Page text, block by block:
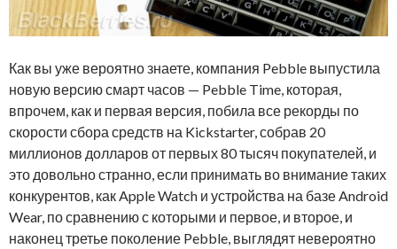
Как вы уже вероятно знаете, компания Pebble выпустила
новую версию смарт часов — Pebble Time, которая,
впрочем, как и первая версия, побила все рекорды по
скорости сбора средств на Kickstarter, собрав 20
миллионов долларов от первых 80 тысяч покупателей, и
это довольно странно, если принимать во внимание таких
конкурентов, как Apple Watch и устройства на базе Android
Wear, по сравнению с которыми и первое, и второе, и
наконец третье поколение Pebble, выглядят невероятно